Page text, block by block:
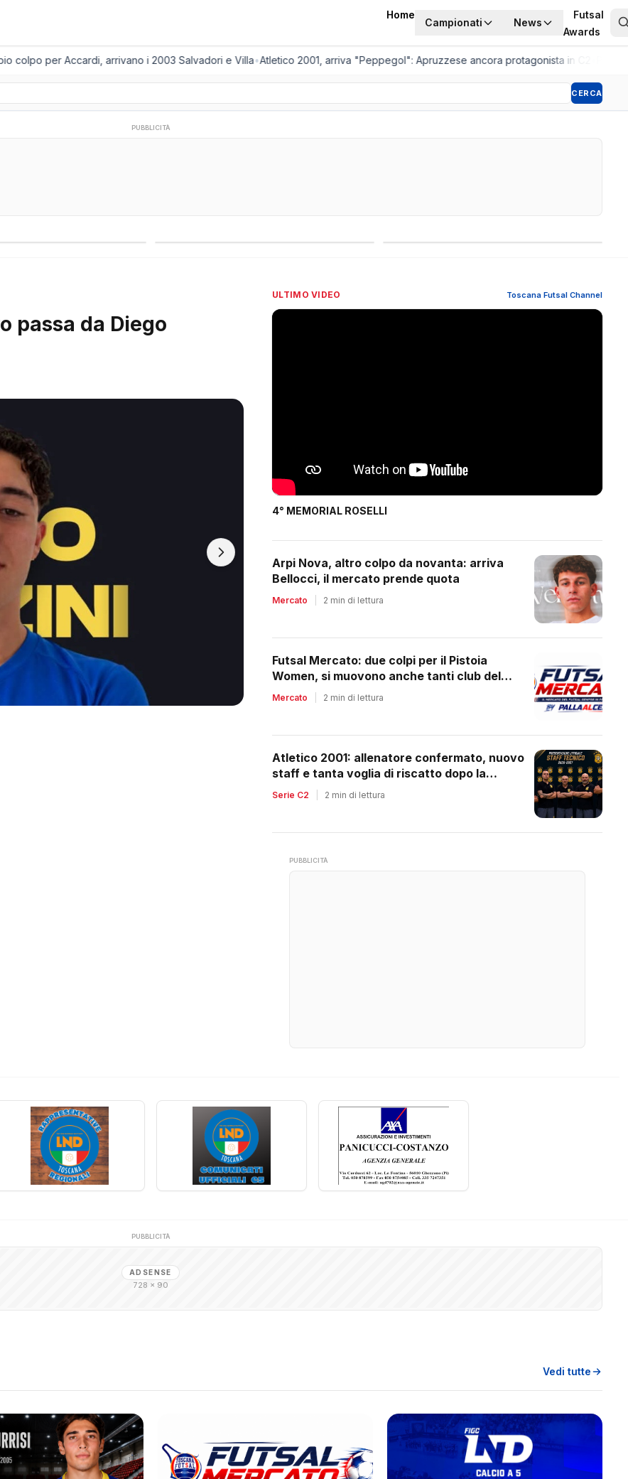
Home
Campionati News
Futsal
Awards
per Accardi, arrivano i 2003 Salvadori e Villa•Atletico 2001, arriva "Peppegol": Apruzzese ancora protagonista in C2
CERCA
PUBBLICITÀ
arrivano i 2003
ULTIMO VIDEO Toscana Futsal Channel
4° MEMORIAL ROSELLI
Arpi Nova, altro colpo da novanta: arriva
Bellocci, il mercato prende quota
Mercato 2 min di lettura
Futsal Mercato: due colpi per il Pistoia
Women, si muovono anche tanti club del
regionale
Mercato 2 min di lettura
Atletico 2001: allenatore confermato, nuovo
staff e tanta voglia di riscatto dopo la
retrocessione
Serie C2 2 min di lettura
PUBBLICITÀ
PUBBLICITÀ
ADSENSE
728 × 90
Vedi tutte